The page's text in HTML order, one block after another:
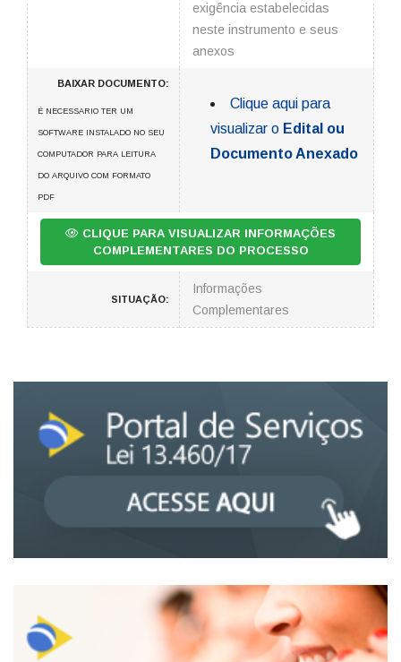
exigência estabelecidas
neste instrumento e seus
anexos
BAIXAR DOCUMENTO:
É NECESSARIO TER UM
SOFTWARE INSTALADO NO SEU
COMPUTADOR PARA LEITURA
DO ARQUIVO COM FORMATO
PDF
Clique aqui para
visualizar o Edital ou
Documento Anexado
CLIQUE PARA VISUALIZAR INFORMAÇÕES
COMPLEMENTARES DO PROCESSO
SITUAÇÃO:
Informações
Complementares